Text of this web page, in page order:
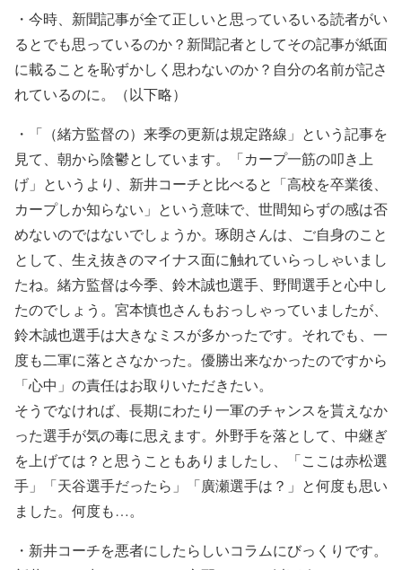
・今時、新聞記事が全て正しいと思っているいる読者がい
るとでも思っているのか？新聞記者としてその記事が紙面
に載ることを恥ずかしく思わないのか？自分の名前が記さ
れているのに。（以下略）
・
「（緒方監督の）来季の更新は規定路線」という記事を
見て、朝から陰鬱としています。
「カープ一筋の叩き上
げ」というより、新井コーチと比べると「高校を卒業後、
カープしか知らない」という意味で、世間知らずの感は否
めないのではないでしょうか。 琢朗さんは、ご自身のこと
として、生え抜きのマイナス面に触れていらっしゃいまし
たね。 緒方監督は今季、鈴木誠也選手、野間選手と心中し
たのでしょう。 宮本慎也さんもおっしゃっていましたが、
鈴木誠也選手は大きなミスが多かったです。 それでも、一
度も二軍に落とさなかった。 優勝出来なかったのですから
「心中」の責任はお取りいただきたい。
そうでなければ、長期にわたり一軍のチャンスを貰えなか
った選手が気の毒に思えます。 外野手を落として、中継ぎ
を上げては？と思うこともありましたし、
「ここは赤松選
手」「天谷選手だったら」「廣瀬選手は？」と何度も思い
ました。何度も…。
・新井コーチを悪者にしたらしいコラムにびっくりです。